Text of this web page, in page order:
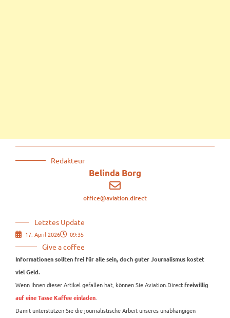
Redakteur
Belinda Borg
office@aviation.direct
Letztes Update
17. April 2026 09:35
Give a coffee
Informationen sollten frei für alle sein, doch guter Journalismus kostet
viel Geld.
Wenn Ihnen dieser Artikel gefallen hat, können Sie Aviation.Direct freiwillig
auf eine Tasse Kaffee einladen
Damit unterstützen Sie die journalistische Arbeit unseres unabhängigen